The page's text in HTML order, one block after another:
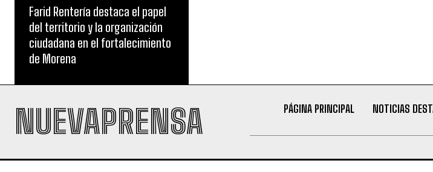
Farid Rentería destaca el papel
del territorio y la organización
ciudadana en el fortalecimiento
de Morena
NUEVAPRENSA PÁGINA PRINCIPAL NOTICIAS